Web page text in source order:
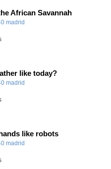
African Savannah
madrid
like today?
madrid
like robots
madrid